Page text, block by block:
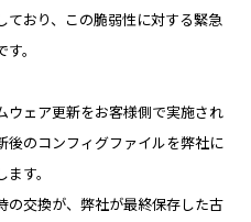
ており、この脆弱性に対する緊急
。
ウェア更新をお客様側で実施され
後のコンフィグファイルを弊社に
す。
の交換が、弊社が最終保存した古